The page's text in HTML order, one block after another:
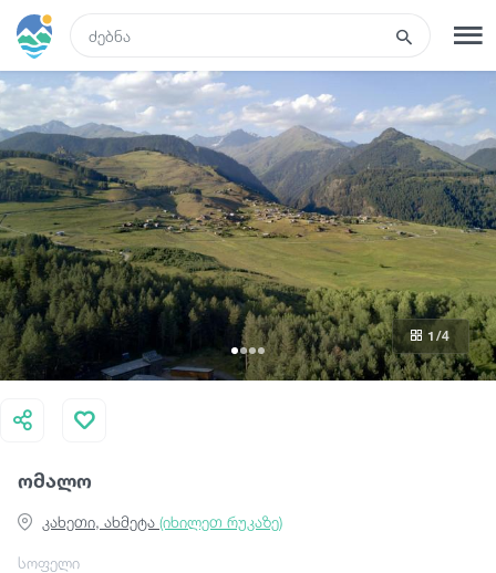
რეგისტრაცია შესვლა
ტურები
სასტუმროები
ტრანსპორტი
რა ვნახოთ
გიდები
ომალო
სოფელი
კახეთი, ახმეტა (იხილეთ რუკაზე)
1 /4